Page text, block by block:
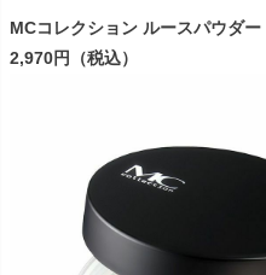
MCコレクション ルースパウダー
2,970円（税込）